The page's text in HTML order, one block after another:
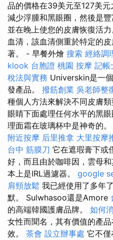
品的價格在39美元至127美
減少浮腫和黑眼圈，然後是
並在晚上使您的皮膚恢復活
血清，該血清側重於特定的
著。 - 早餐外燴 搜索 經絡調
klook 台胞證 桃園 按摩 記帳
稅法與實務 Universkin是一
發產品。 撥筋創業 吳老師整
種個人方法來解決不同皮膚
眼睛下面處理任何水平的黑
理面霜在玻璃杯中是神奇的。
附近按摩 后里推拿 大里按摩
台中 筋膜刀 它在遮瑕膏下或
好，而且由於咖啡因，雲母
本上是IRL過濾器。 google
肩頸放鬆 我已經使用了多年
默。 Sulwhasoo還是Amore
的高端韓國護膚品牌。 如何
女性而聞名，其有價值的產
效。 茶會 設立辦事處 它不僅